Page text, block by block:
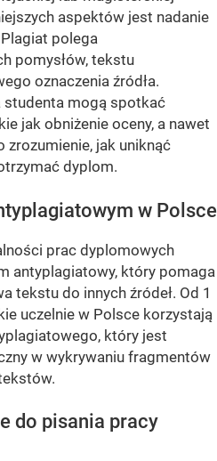
aspektów jest nadanie
polega
pomysłów, tekstu
oznaczenia źródła.
studenta mogą spotkać
jak obniżenie oceny, a nawet
zrozumienie, jak uniknąć
dyplom.
w Polsce
prac dyplomowych
antyplagiatowy, który pomaga
tekstu do innych źródeł. Od 1
uczelnie w Polsce korzystają
który jest
w wykrywaniu fragmentów
do pisania pracy